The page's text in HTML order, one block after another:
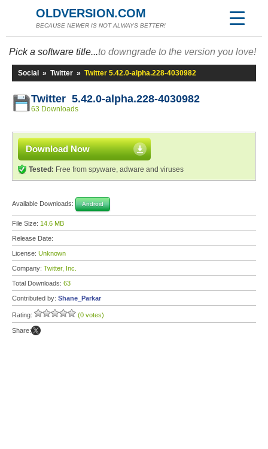
OLDVERSION.COM
BECAUSE NEWER IS NOT ALWAYS BETTER!
Pick a software title...to downgrade to the version you love!
Social » Twitter » Twitter 5.42.0-alpha.228-4030982
Twitter 5.42.0-alpha.228-4030982
63 Downloads
Download Now
Tested: Free from spyware, adware and viruses
Available Downloads: Android
File Size: 14.6 MB
Release Date:
License: Unknown
Company: Twitter, Inc.
Total Downloads: 63
Contributed by: Shane_Parkar
Rating: (0 votes)
Share: